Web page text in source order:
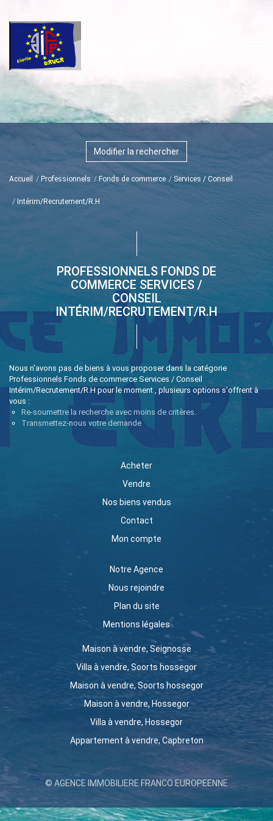
Modifier la rechercher
Accueil Professionnels Fonds de commerce Services / Conseil
Intérim/Recrutement/R.H
PROFESSIONNELS FONDS DE
COMMERCE SERVICES /
CONSEIL
INTÉRIM/RECRUTEMENT/R.H
Nous n'avons pas de biens à vous proposer dans la catégorie
Professionnels Fonds de commerce Services / Conseil
Intérim/Recrutement/R.H pour le moment , plusieurs options s'offrent à
vous :
Re-soumettre la recherche avec moins de critères.
Transmettez-nous votre demande
Acheter
Vendre
Nos biens vendus
Contact
Mon compte
Notre Agence
Nous rejoindre
Plan du site
Mentions légales
Maison à vendre, Seignosse
Villa à vendre, Soorts hossegor
Maison à vendre, Soorts hossegor
Maison à vendre, Hossegor
Villa à vendre, Hossegor
Appartement à vendre, Capbreton
© AGENCE IMMOBILIERE FRANCO EUROPEENNE